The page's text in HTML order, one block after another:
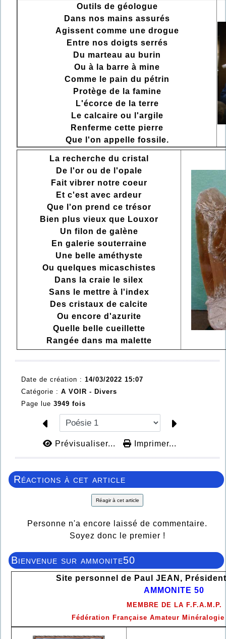
Outils de géologue
Dans nos mains assurés
Agissent comme une drogue
Entre nos doigts serrés
Du marteau au burin
Ou à la barre à mine
Comme le pain du pétrin
Protège de la famine
L'écorce de la terre
Le calcaire ou l'argile
Renferme cette pierre
Que l'on appelle fossile.
La recherche du cristal
De l'or ou de l'opale
Fait vibrer notre coeur
Et c'est avec ardeur
Que l'on prend ce trésor
Bien plus vieux que Louxor
Un filon de galène
En galerie souterraine
Une belle améthyste
Ou quelques micaschistes
Dans la craie le silex
Sans le mettre à l'index
Des cristaux de calcite
Ou encore d'azurite
Quelle belle cueillette
Rangée dans ma malette
Date de création : 14/03/2022 15:07
Catégorie : A VOIR - Divers
Page lue 3949 fois
Prévisualiser... Imprimer...
Réactions à cet article
Réagir à cet article
Personne n'a encore laissé de commentaire.
Soyez donc le premier !
Bienvenue sur ammonite50
Site personnel de Paul JEAN,
AMMONITE 50
MEMBRE DE LA F.F.A.M.P.
Fédération Française Amateur